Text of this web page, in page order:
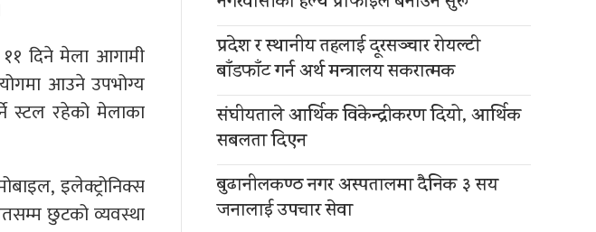
११ दिने मेला आगामी
आउने उपभोग्य
स्टल रहेको मेलाका
इलेक्ट्रोनिक्स
छुटको व्यवस्था
प्रदेश र स्थानीय तहलाई दूरसञ्चार रोयल्टी
बाँडफाँट गर्न अर्थ मन्त्रालय सकरात्मक
संघीयताले आर्थिक विकेन्द्रीकरण दियो, आर्थिक
सबलता दिएन
बुढानीलकण्ठ नगर अस्पतालमा दैनिक ३ सय
जनालाई उपचार सेवा